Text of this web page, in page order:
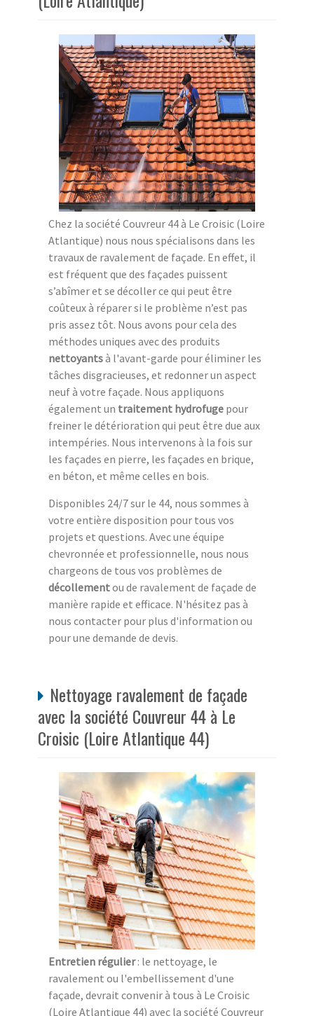
Chez la société Couvreur 44 à Le Croisic (Loire
Atlantique) nous nous spécialisons dans les
travaux de ravalement de façade. En effet, il
est fréquent que des façades puissent
s’abîmer et se décoller ce qui peut être
coûteux à réparer si le problème n’est pas
pris assez tôt. Nous avons pour cela des
méthodes uniques avec des produits
nettoyantsà l'avant-garde pour éliminer les
tâches disgracieuses, et redonner un aspect
neuf à votre façade. Nous appliquons
également un traitement hydrofuge pour
freiner le détérioration qui peut être due aux
intempéries. Nous intervenons à la fois sur
les façades en pierre, les façades en brique,
en béton, et même celles en bois.
Disponibles 24/7 sur le 44, nous sommes à
votre entière disposition pour tous vos
projets et questions. Avec une équipe
chevronnée et professionnelle, nous nous
chargeons de tous vos problèmes de
décollementou de ravalement de façade de
manière rapide et efficace. N'hésitez pas à
nous contacter pour plus d'information ou
pour une demande de devis.
Nettoyage ravalement de façade
avec la société Couvreur 44 à Le
Croisic (Loire Atlantique 44)
Entretien régulier: le nettoyage, le
ravalement ou l'embellissement d'une
façade, devrait convenir à tous à Le Croisic
(Loire Atlantique 44) avec la société Couvreur